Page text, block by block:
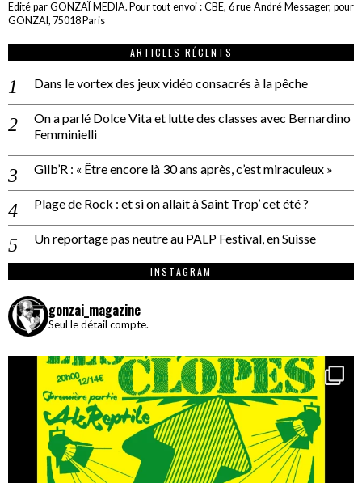
Edité par GONZAÏ MEDIA. Pour tout envoi : CBE, 6 rue André Messager, pour
GONZAÏ, 75018 Paris
ARTICLES RÉCENTS
Dans le vortex des jeux vidéo consacrés à la pêche
On a parlé Dolce Vita et lutte des classes avec Bernardino
Femminielli
Gilb’R : « Être encore là 30 ans après, c’est miraculeux »
Plage de Rock : et si on allait à Saint Trop’ cet été ?
Un reportage pas neutre au PALP Festival, en Suisse
INSTAGRAM
gonzai_magazine
Seul le détail compte.